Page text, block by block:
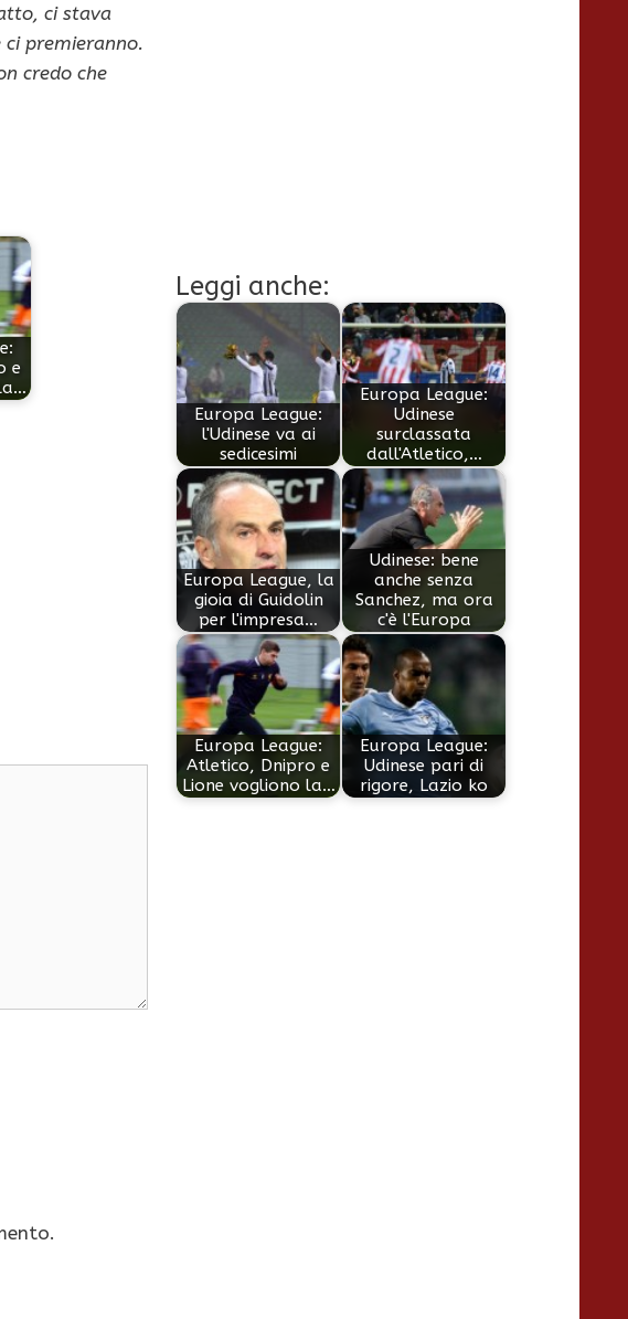
ci stava
premieranno.
credo che
e
Leggi anche:
Europa League:
l'Udinese va ai
sedicesimi
Europa League:
Udinese
surclassata
dall'Atletico,…
Europa League, la
gioia di Guidolin
per l'impresa…
Udinese: bene
anche senza
Sanchez, ma ora
c'è l'Europa
Europa League:
Atletico, Dnipro e
Lione vogliono la…
Europa League:
Udinese pari di
rigore, Lazio ko